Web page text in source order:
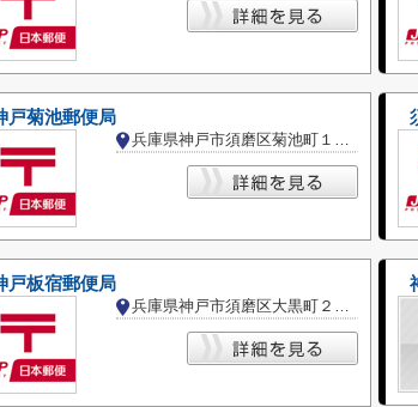
戸菊池郵便局
兵庫県神戸市須磨区菊池町１丁目
戸板宿郵便局
兵庫県神戸市須磨区大黒町２丁目